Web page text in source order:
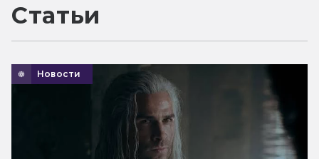
Статьи
Новости